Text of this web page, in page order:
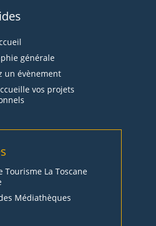
générale
un évènement
vos projets
Tourisme La Toscane
Médiathèques